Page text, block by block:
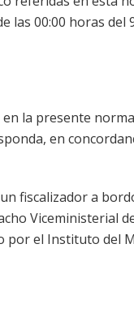
las 00:00 horas
la presente
en
fiscalizador a
Viceministerial
por el Instituto del